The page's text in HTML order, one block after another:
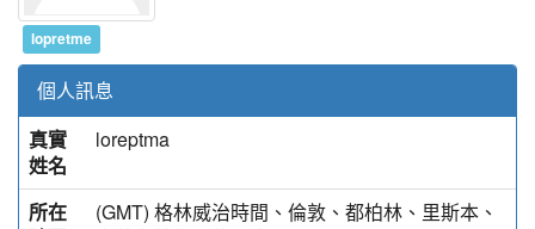
lopretme
個人訊息
真實
姓名
loreptma
所在
(GMT) 格林威治時間、倫敦、都柏林、里斯本、